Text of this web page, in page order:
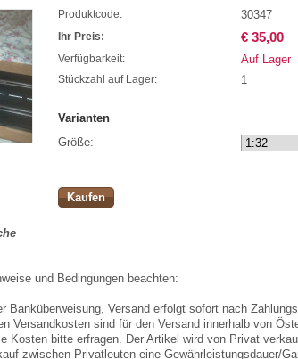
Produktcode: 30347
Ihr Preis: € 35,00
Verfügbarkeit: Auf Lager
Stückzahl auf Lager: 1
Varianten
Größe:
Kaufen
und Bedingungen beachten:
Banküberweisung, Versand erfolgt sofort nach
Versandkosten sind für den Versand innerhalb von
Kosten bitte erfragen. Der Artikel wird von Privat
zwischen Privatleuten eine Gewährleistungsdauer/